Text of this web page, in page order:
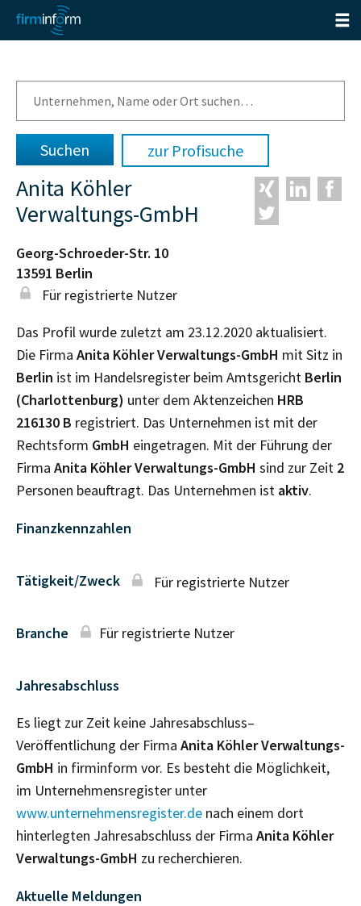
zur Profisuche
Anita Köhler
Verwaltungs-GmbH
Georg-Schroeder-Str. 10
13591 Berlin
Für registrierte Nutzer
Das Profil wurde zuletzt am 23.12.2020 aktualisiert.
Die Firma Anita Köhler Verwaltungs-GmbH mit Sitz in
Berlin ist im Handelsregister beim Amtsgericht Berlin
(Charlottenburg) unter dem Aktenzeichen HRB
216130 B registriert. Das Unternehmen ist mit der
Rechtsform GmbH eingetragen. Mit der Führung der
Firma Anita Köhler Verwaltungs-GmbH sind zur Zeit 2
Personen beauftragt. Das Unternehmen ist aktiv.
Finanzkennzahlen
Tätigkeit/Zweck Für registrierte Nutzer
Branche Für registrierte Nutzer
Jahresabschluss
Es liegt zur Zeit keine Jahresabschluss–
Veröffentlichung der Firma Anita Köhler Verwaltungs-
GmbH in firminform vor. Es besteht die Möglichkeit,
im Unternehmensregister unter
www.unternehmensregister.de nach einem dort
hinterlegten Jahresabschluss der Firma Anita Köhler
Verwaltungs-GmbH zu recherchieren.
Aktuelle Meldungen